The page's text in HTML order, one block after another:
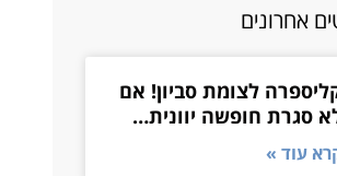
אחרונים
לצומת סביון! אם
סגרת חופשה יוונית…
עוד »